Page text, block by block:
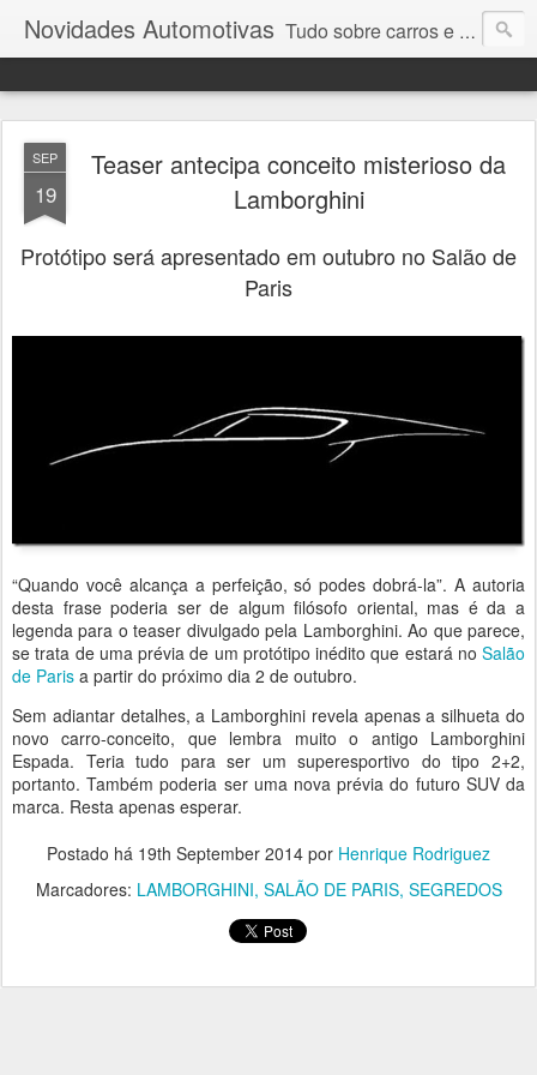
Novidades Automotivas Tudo sobre carros e motores
SEP
19
Teaser antecipa conceito misterioso da
Lamborghini
Protótipo será apresentado em outubro no Salão de
Paris
“Quando você alcança a perfeição, só podes dobrá-la”. A autoria
desta frase poderia ser de algum filósofo oriental, mas é da a
legenda para o teaser divulgado pela Lamborghini. Ao que parece,
se trata de uma prévia de um protótipo inédito que estará no Salão
de Paris a partir do próximo dia 2 de outubro.
Sem adiantar detalhes, a Lamborghini revela apenas a silhueta do
novo carro-conceito, que lembra muito o antigo Lamborghini
Espada. Teria tudo para ser um superesportivo do tipo 2+2,
portanto. Também poderia ser uma nova prévia do futuro SUV da
marca. Resta apenas esperar.
Postado há 19th September 2014 por Henrique Rodriguez
Marcadores: LAMBORGHINI SALÃO DE PARIS SEGREDOS